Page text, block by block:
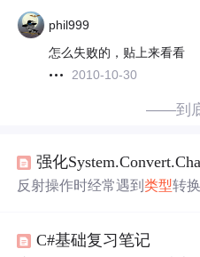
phil999
怎么失败的，贴上来看看
2010-10-30
——到
反射操作时经常遇到类型转
Enum{ Test1=0, Test2=1 }
C#基础复习笔记